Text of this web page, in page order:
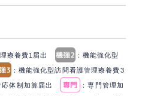
理療養費1届出 ：機能強化型
：機能強化型訪問看護管理療養費3
応体制加算届出 ：専門管理加